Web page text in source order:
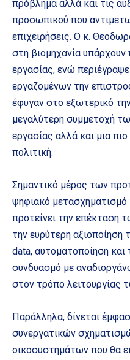
πρόβλημα αλλά και τις
προσωπικού που
επιχειρήσεις. Ο κ.
στη βιομηχανία υπάρχουν
εργασίας, ενώ
εργαζομένων την
έφυγαν στο εξωτερικό
μεγαλύτερη συμμετοχή
εργασίας αλλά και μια
πολιτική.
Σημαντικό μέρος των
ψηφιακό
προτείνει την επέκταση
την ευρύτερη
data, αυτοματοποίηση και
συνδυασμό με
στον τρόπο λειτουργίας
Παράλληλα, δίνεται
συνεργατικών
οικοσυστημάτων που θα